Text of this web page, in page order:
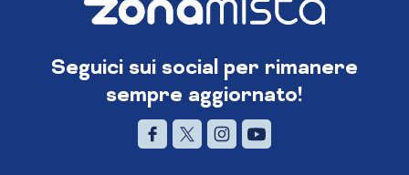
Seguici sui social per rimanere
sempre aggiornato!